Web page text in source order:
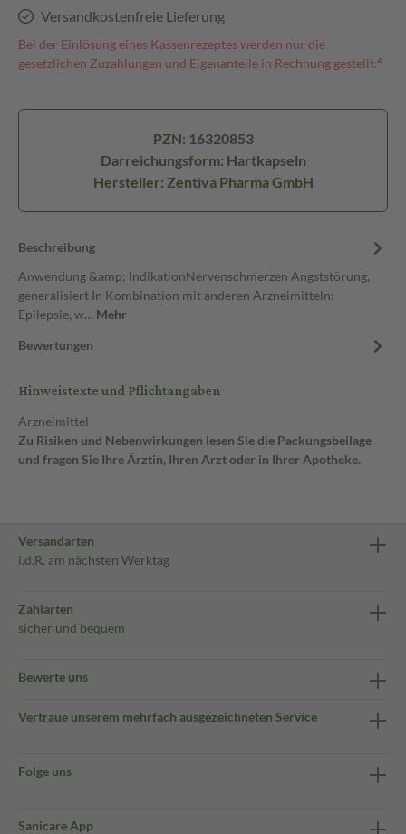
Versandkostenfreie Lieferung
Bei der Einlösung eines Kassenrezeptes werden nur die
gesetzlichen Zuzahlungen und Eigenanteile in Rechnung gestellt.⁴
PZN: 16320853
Darreichungsform: Hartkapseln
Hersteller: Zentiva Pharma GmbH
Beschreibung
Anwendung &amp; IndikationNervenschmerzen Angststörung,
generalisiert In Kombination mit anderen Arzneimitteln:
Epilepsie, w… Mehr
Bewertungen
Hinweistexte und Pflichtangaben
Arzneimittel
Zu Risiken und Nebenwirkungen lesen Sie die Packungsbeilage
und fragen Sie Ihre Ärztin, Ihren Arzt oder in Ihrer Apotheke.
Versandarten
i.d.R. am nächsten Werktag
Zahlarten
sicher und bequem
Bewerte uns
Vertraue unserem mehrfach ausgezeichneten Service
Folge uns
Sanicare App